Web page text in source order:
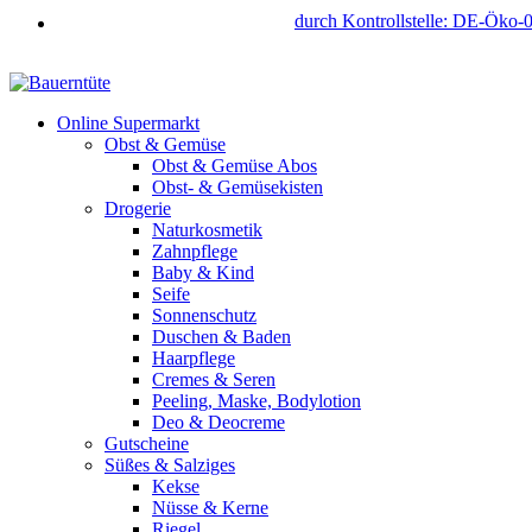
durch Kontrollstelle: DE-Öko-
Online Supermarkt
Obst & Gemüse
Obst & Gemüse Abos
Obst- & Gemüsekisten
Drogerie
Naturkosmetik
Zahnpflege
Baby & Kind
Seife
Sonnenschutz
Duschen & Baden
Haarpflege
Cremes & Seren
Peeling, Maske, Bodylotion
Deo & Deocreme
Gutscheine
Süßes & Salziges
Kekse
Nüsse & Kerne